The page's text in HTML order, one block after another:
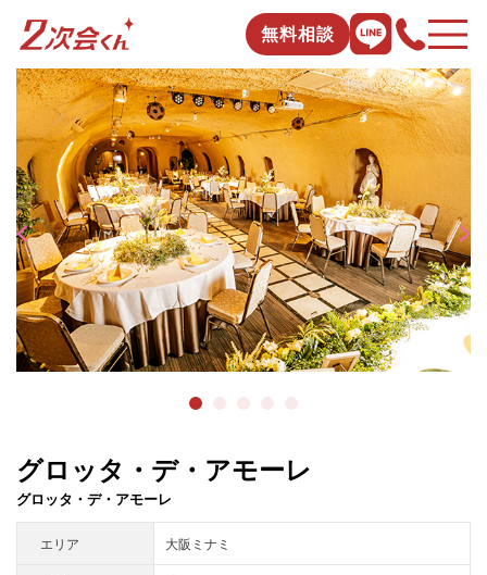
無料相談
グロッタ・デ・アモーレ
グロッタ・デ・アモーレ
エリア 大阪ミナミ